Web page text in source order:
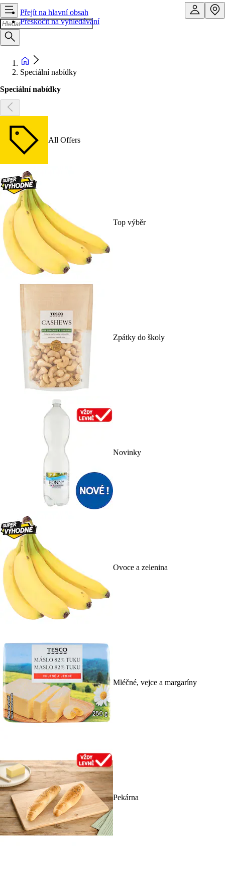
Přejít na hlavní obsah
Přeskočit na vyhledávání
Speciální nabídky
Speciální nabídky
All Offers
Top výběr
Zpátky do školy
Novinky
Ovoce a zelenina
Mléčné, vejce a margaríny
Pekárna